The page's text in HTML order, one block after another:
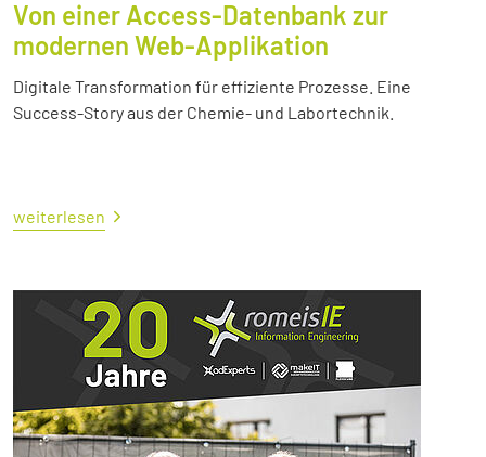
Von einer Access-Datenbank zur
modernen Web-Applikation
Digitale Transformation für effiziente Prozesse. Eine
Success-Story aus der Chemie- und Labortechnik.
weiterlesen